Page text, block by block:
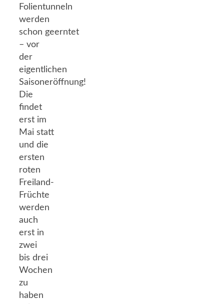
Folientunneln
werden
schon geerntet
– vor
der
eigentlichen
Saisoneröffnung!
Die
findet
erst im
Mai statt
und die
ersten
roten
Freiland-
Früchte
werden
auch
erst in
zwei
bis drei
Wochen
zu
haben